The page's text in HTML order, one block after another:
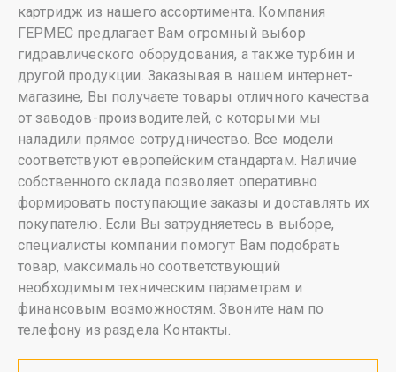
картридж из нашего ассортимента. Компания
ГЕРМЕС предлагает Вам огромный выбор
гидравлического оборудования, а также турбин и
другой продукции. Заказывая в нашем интернет-
магазине, Вы получаете товары отличного качества
от заводов-производителей, с которыми мы
наладили прямое сотрудничество. Все модели
соответствуют европейским стандартам. Наличие
собственного склада позволяет оперативно
формировать поступающие заказы и доставлять их
покупателю. Если Вы затрудняетесь в выборе,
специалисты компании помогут Вам подобрать
товар, максимально соответствующий
необходимым техническим параметрам и
финансовым возможностям. Звоните нам по
телефону из раздела Контакты.